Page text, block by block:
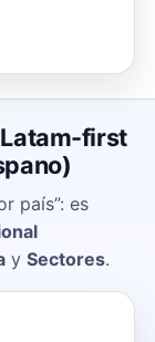
first
país”: es
y Sectores.